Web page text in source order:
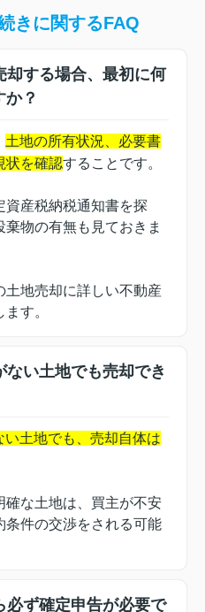
きに関するFAQ
却する場合、最初に何
か？
土地の所有状況、必要書
状を確認することです。
資産税納税通知書を探
棄物の有無も見ておきま
土地売却に詳しい不動産
す。
い土地でも売却でき
土地でも、売却自体は
確な土地は、買主が不安
条件の交渉をされる可能
必ず確定申告が必要で